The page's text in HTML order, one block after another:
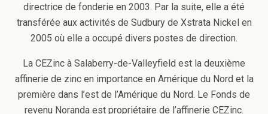
directrice de fonderie en 2003. Par la suite, elle a été
transférée aux activités de Sudbury de Xstrata Nickel en
2005 où elle a occupé divers postes de direction.
La CEZinc à Salaberry-de-Valleyfield est la deuxième
affinerie de zinc en importance en Amérique du Nord et la
première dans l’est de l’Amérique du Nord. Le Fonds de
revenu Noranda est propriétaire de l’affinerie CEZinc.